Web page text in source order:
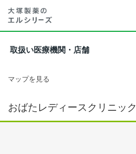
取扱い医療機関・店舗
マップを見る
おばたレディースクリニック